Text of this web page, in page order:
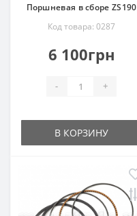
Поршневая в сборе ZS190
Код товара: 0287
6 100грн
- +
В КОРЗИНУ